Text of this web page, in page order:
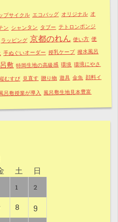
プサイクル エコバッグ オリジナル オ
ン シャンタン タブー テトロンポンジ
ラッピング 京都のれん 使い方 便
手ぬぐいオーダー 授乳ケープ 撥水風呂
敷 特岡生地の高級感 環境 環境にやさ
むすび 見直す 贈り物 遊具 金魚 顔料イ
呂敷授業が導入 風呂敷生地見本豊富
土
日
1
2
8 9